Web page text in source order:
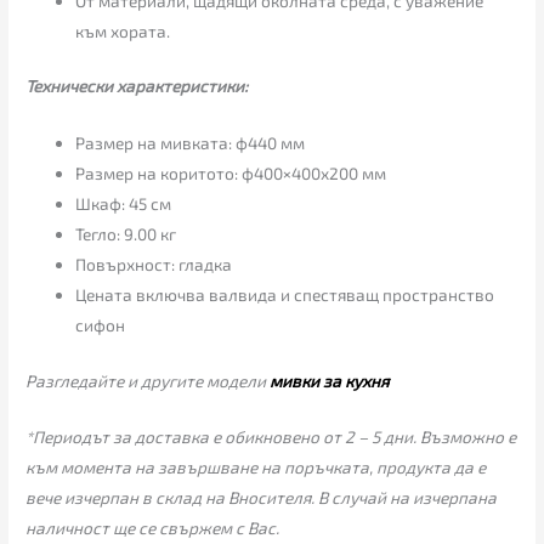
към хората.
Технически характеристики:
Размер на мивката: ф440 мм
Размер на коритото: ф400×400х200 мм
Шкаф: 45 см
Тегло: 9.00 кг
Повърхност: гладка
Цената включва валвида и спестяващ пространство
сифон
Разгледайте и другите моделимивки за кухня
*Периодът за доставка е обикновено от 2 – 5 дни. Възможно е
към момента на завършване на поръчката, продукта да е
вече изчерпан в склад на Вносителя. В случай на изчерпана
наличност ще се свържем с Вас.